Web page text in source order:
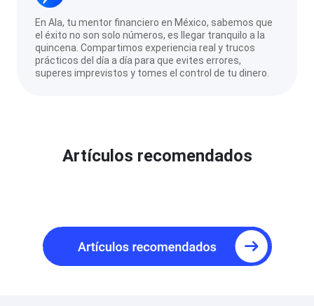
En Ala, tu mentor financiero en México, sabemos que
el éxito no son solo números, es llegar tranquilo a la
quincena. Compartimos experiencia real y trucos
prácticos del día a día para que evites errores,
superes imprevistos y tomes el control de tu dinero.
Artículos recomendados